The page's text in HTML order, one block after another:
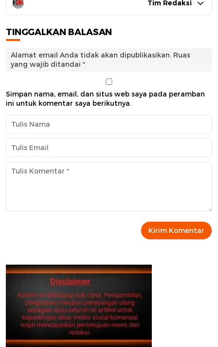
Tim Redaksi
TINGGALKAN BALASAN
Alamat email Anda tidak akan dipublikasikan. Ruas
yang wajib ditandai *
Simpan nama, email, dan situs web saya pada peramban
ini untuk komentar saya berikutnya.